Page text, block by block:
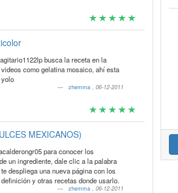
busca la receta en la
como gelatina mosaico, ahí esta
zhemma,06-12-2011
MEXICANOS)
para conocer los
un ingrediente, dale clic a la palabra
despliega una nueva página con los
y otras recetas donde usarlo.
zhemma,06-12-2011